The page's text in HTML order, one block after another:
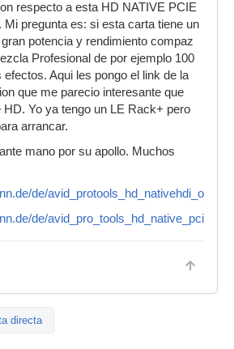
respecto a esta HD NATIVE PCIE
pregunta es: si esta carta tiene un
potencia y rendimiento compaz
Profesional de por ejemplo 100
Aqui les pongo el link de la
que me parecio interesante que
Yo ya tengo un LE Rack+ pero
arrancar.
mano por su apollo. Muchos
de/
de/
directa